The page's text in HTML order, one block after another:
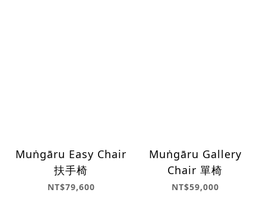
Muṅgāru Easy Chair
扶手椅
NT$79,600
Muṅgāru Gallery
Chair 單椅
NT$59,000